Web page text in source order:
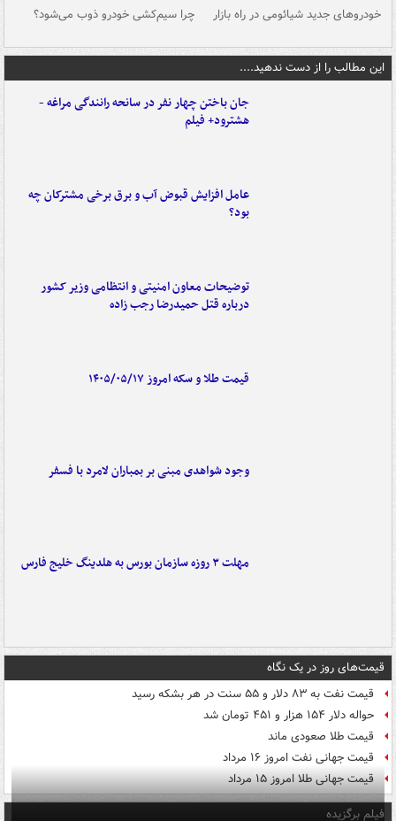
خودروهای جدید شیائومی در راه بازار چرا سیم‌کشی خودرو ذوب می‌شود؟
این مطالب را از دست ندهید....
جان باختن چهار نفر در سانحه رانندگی مراغه -
هشترود+ فیلم
عامل افزایش قبوض آب و برق برخی مشترکان چه
بود؟
توضیحات معاون امنیتی و انتظامی وزیر کشور
درباره قتل حمیدرضا رجب زاده
قیمت طلا و سکه امروز ۱۴۰۵/۰۵/۱۷
وجود شواهدی مبنی بر بمباران لامرد با فسفر
مهلت ۳ روزه سازمان بورس به هلدینگ خلیج فارس
قیمت‌های روز در یک نگاه
قیمت نفت به ۸۳ دلار و ۵۵ سنت در هر بشکه رسید
حواله دلار ۱۵۴ هزار و ۴۵۱ تومان شد
قیمت طلا صعودی ماند
قیمت جهانی نفت امروز ۱۶ مرداد
قیمت جهانی طلا امروز ۱۵ مرداد
فیلم برگزیده